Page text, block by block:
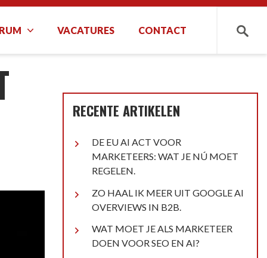
VACATURES CONTACT
Zoeken
RECENTE ARTIKELEN
DE EU AI ACT VOOR
MARKETEERS: WAT JE NÚ MOET
REGELEN.
ZO HAAL IK MEER UIT GOOGLE AI
OVERVIEWS IN B2B.
WAT MOET JE ALS MARKETEER
DOEN VOOR SEO EN AI?